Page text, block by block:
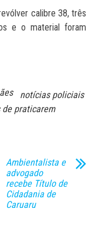
calibre 38, três
e o material foram
notícias policiais
praticarem
Ambientalista e
advogado
recebe Título de
Cidadania de
Caruaru